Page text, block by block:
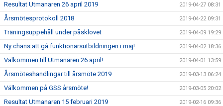
Resultat Utmanaren 26 april 2019 2019-04-27 08:31
Årsmötesprotokoll 2018 2019-04-22 09:31
Träningsuppehåll under påsklovet 2019-04-09 19:29
Ny chans att gå funktionärsutbildningen i maj! 2019-04-02 18:36
Välkommen till Utmanaren 26 april! 2019-04-01 13:59
Årsmöteshandlingar till årsmöte 2019 2019-03-13 06:24
Välkommen på GSS årsmöte! 2019-03-05 20:02
Resultat Utmanaren 15 februari 2019 2019-02-16 09:36